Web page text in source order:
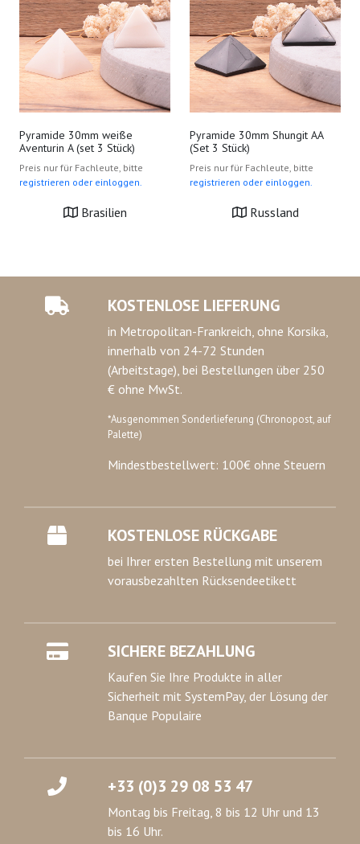
Pyramide 30mm weiße
Aventurin A (set 3 Stück)
Preis nur für Fachleute, bitte
registrieren oder einloggen.
Brasilien
Pyramide 30mm Shungit AA
(Set 3 Stück)
Preis nur für Fachleute, bitte
registrieren oder einloggen.
Russland
KOSTENLOSE LIEFERUNG
in Metropolitan-Frankreich, ohne Korsika,
innerhalb von 24-72 Stunden
(Arbeitstage), bei Bestellungen über 250
€ ohne MwSt.
*Ausgenommen Sonderlieferung (Chronopost, auf
Palette)
Mindestbestellwert: 100€ ohne Steuern
KOSTENLOSE RÜCKGABE
bei Ihrer ersten Bestellung mit unserem
vorausbezahlten Rücksendeetikett
SICHERE BEZAHLUNG
Kaufen Sie Ihre Produkte in aller
Sicherheit mit SystemPay, der Lösung der
Banque Populaire
+33 (0)3 29 08 53 47
Montag bis Freitag, 8 bis 12 Uhr und 13
bis 16 Uhr.